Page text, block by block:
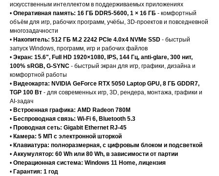
искусственным интеллектом в поддерживаемых приложениях
• Оперативная память: 16 ГБ DDR5-5600, 1 × 16 ГБ - комфортный
объём для игр, рабочих программ, учёбы, 3D-проектов и повседневной
многозадачности
• Накопитель: 512 ГБ M.2 2242 PCIe 4.0x4 NVMe SSD - быстрый
запуск Windows, программ, игр и рабочих файлов
• Экран: 15.6", Full HD 1920×1080, IPS, 144 Гц, anti-glare, 300 нит,
100% sRGB, G-SYNC - быстрый экран для игр, графики, дизайна и
комфортной работы
• Видеокарта: NVIDIA GeForce RTX 5050 Laptop GPU, 8 ГБ GDDR7,
TGP 100 Вт - для современных игр, 3D, рендера, монтажа, графики и
AI-задач
• Встроенная графика: AMD Radeon 780M
• Беспроводная связь: Wi-Fi 6, Bluetooth 5.3
• Проводная сеть: Gigabit Ethernet RJ-45
• Камера: 5 МП с электронной шторкой
• Клавиатура: полноразмерная, с цифровым блоком и подсветкой
• Аккумулятор: 60 Wh или 80 Wh, в зависимости от партии
• Операционная система: Windows 11 Home, лицензия
• Гарантия: 1 год